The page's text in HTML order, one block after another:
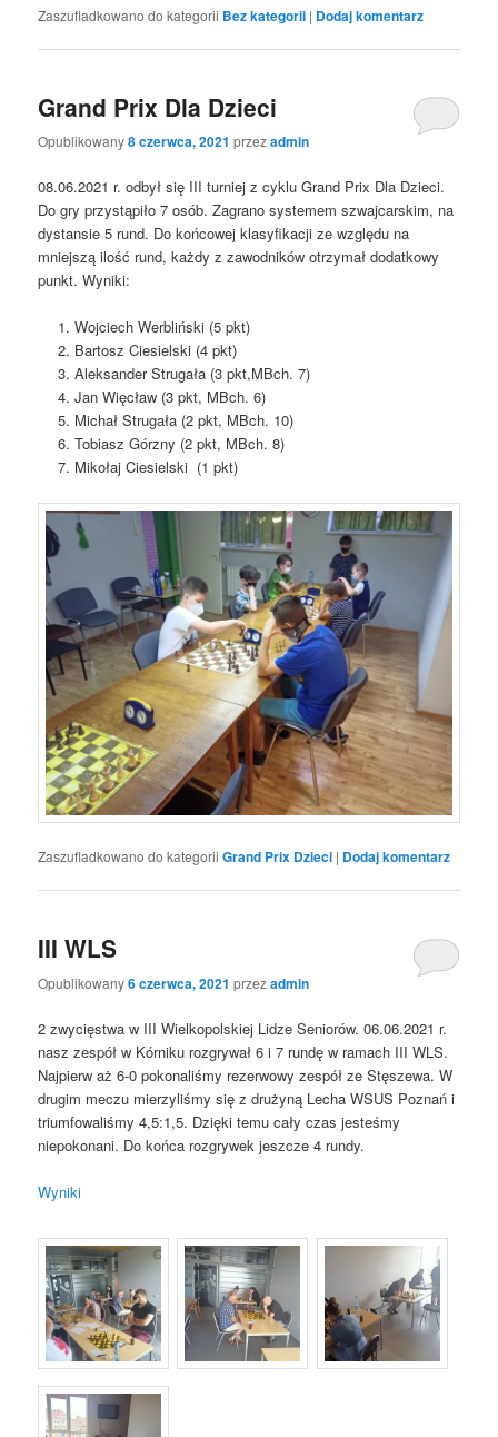
Zaszufladkowano do kategorii Bez kategorii | Dodaj komentarz
Grand Prix Dla Dzieci
Opublikowany8 czerwca, 2021 przezadmin
08.06.2021 r. odbył się III turniej z cyklu Grand Prix Dla Dzieci.
Do gry przystąpiło 7 osób. Zagrano systemem szwajcarskim, na
dystansie 5 rund. Do końcowej klasyfikacji ze względu na
mniejszą ilość rund, każdy z zawodników otrzymał dodatkowy
punkt. Wyniki:
Wojciech Werbliński (5 pkt)
Bartosz Ciesielski (4 pkt)
Aleksander Strugała (3 pkt,MBch. 7)
Jan Więcław (3 pkt, MBch. 6)
Michał Strugała (2 pkt, MBch. 10)
Tobiasz Górzny (2 pkt, MBch. 8)
Mikołaj Ciesielski (1 pkt)
Zaszufladkowano do kategorii Grand Prix Dzieci | Dodaj komentarz
III WLS
Opublikowany6 czerwca, 2021 przezadmin
2 zwycięstwa w III Wielkopolskiej Lidze Seniorów. 06.06.2021 r.
nasz zespół w Kórniku rozgrywał 6 i 7 rundę w ramach III WLS.
Najpierw aż 6-0 pokonaliśmy rezerwowy zespół ze Stęszewa. W
drugim meczu mierzyliśmy się z drużyną Lecha WSUS Poznań i
triumfowaliśmy 4,5:1,5. Dzięki temu cały czas jesteśmy
niepokonani. Do końca rozgrywek jeszcze 4 rundy.
Wyniki